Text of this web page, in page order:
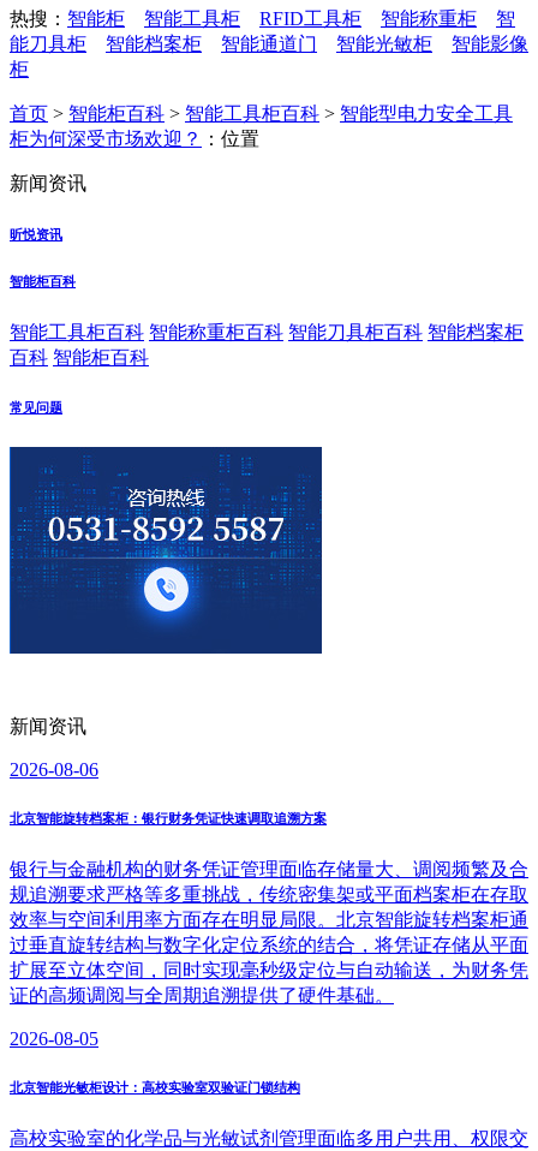
热搜： 智能柜 智能工具柜 RFID工具柜 智能称重柜
智
能刀具柜
智能档案柜 智能通道门 智能光敏柜
智能影像
柜
首页 > 智能柜百科 > 智能工具柜百科 > 智能型电力安全工具
柜为何深受市场欢迎？
：位置
新闻资讯
昕悦资讯
智能柜百科
智能工具柜百科 智能称重柜百科 智能刀具柜百科 智能档案柜
百科 智能柜百科
常见问题
新闻资讯
2026-08-06
北京智能旋转档案柜：银行财务凭证快速调取追溯方案
银行与金融机构的财务凭证管理面临存储量大、调阅频繁及合
规追溯要求严格等多重挑战，传统密集架或平面档案柜在存取
效率与空间利用率方面存在明显局限。北京智能旋转档案柜通
过垂直旋转结构与数字化定位系统的结合，将凭证存储从平面
扩展至立体空间，同时实现毫秒级定位与自动输送，为财务凭
证的高频调阅与全周期追溯提供了硬件基础。
2026-08-05
北京智能光敏柜设计：高校实验室双验证门锁结构
高校实验室的化学品与光敏试剂管理面临多用户共用、权限交